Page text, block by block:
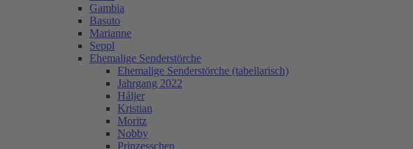
Gambia
Basuto
Marianne
Seppl
Ehemalige Senderstörche
Ehemalige Senderstörche (tabellarisch)
Jahrgang 2022
Håljer
Kristian
Moritz
Nobby
Prinzesschen